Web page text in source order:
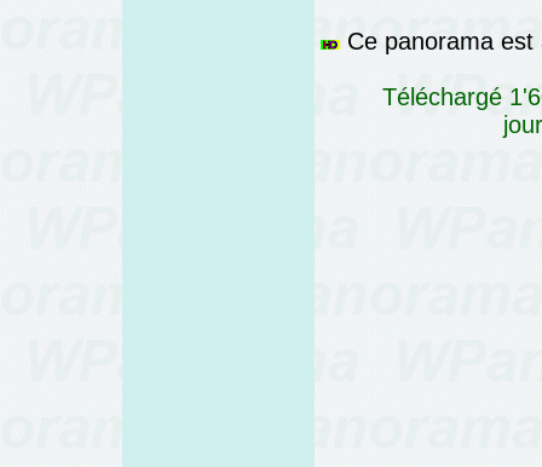
Ce panorama est
Téléchargé